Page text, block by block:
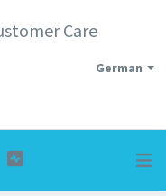
Care
German